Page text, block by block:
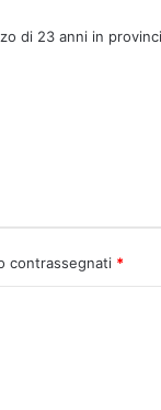
di 23 anni in
contrassegnati *